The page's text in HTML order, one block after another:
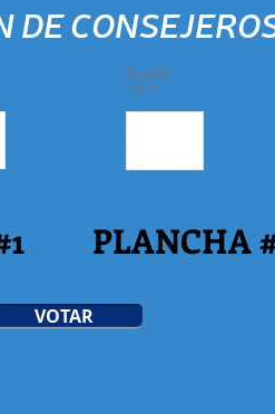
DE
PLANC
HA 2
PLANCHA
VOTAR